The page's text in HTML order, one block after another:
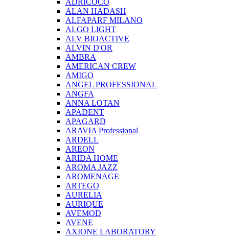
ADRICOCO
ALAN HADASH
ALFAPARF MILANO
ALGO LIGHT
ALV BIOACTIVE
ALVIN D'OR
AMBRA
AMERICAN CREW
AMIGO
ANGEL PROFESSIONAL
ANGFA
ANNA LOTAN
APADENT
APAGARD
ARAVIA Professional
ARDELL
AREON
ARIDA HOME
AROMA JAZZ
AROMENAGE
ARTEGO
AURELIA
AURIQUE
AVEMOD
AVENE
AXIONE LABORATORY